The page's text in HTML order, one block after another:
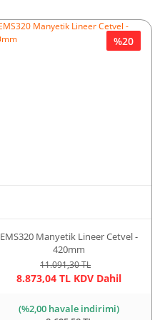
EMS320 Manyetik Lineer Cetvel -
420mm
11.091,30 TL
8.873,04 TL KDV Dahil
%20
(%2,00 havale indirimi)